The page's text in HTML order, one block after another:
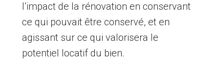
l’impact de la rénovation en conservant
ce qui pouvait être conservé, et en
agissant sur ce qui valorisera le
potentiel locatif du bien.